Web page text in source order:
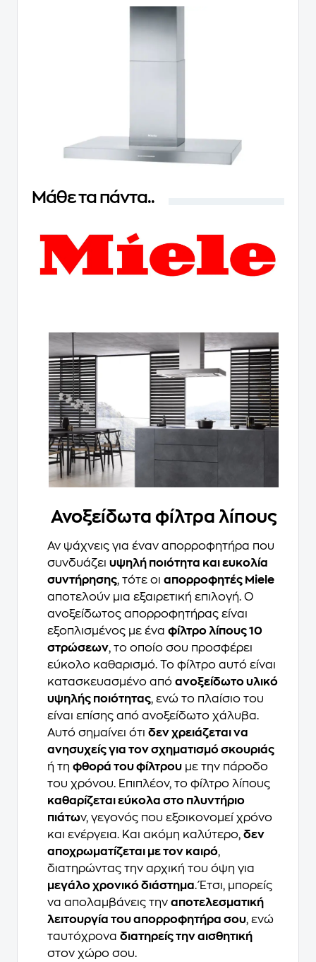
Μάθε τα πάντα..
Ανοξείδωτα φίλτρα λίπους
Αν ψάχνεις για έναν απορροφητήρα που
συνδυάζει υψηλή ποιότητα και ευκολία
συντήρησης, τότε οι απορροφητές Miele
αποτελούν μια εξαιρετική επιλογή. Ο
ανοξείδωτος απορροφητήρας είναι
εξοπλισμένος με ένα φίλτρο λίπους 10
στρώσεων, το οποίο σου προσφέρει
εύκολο καθαρισμό. Το φίλτρο αυτό είναι
κατασκευασμένο από ανοξείδωτο υλικό
υψηλής ποιότητας, ενώ το πλαίσιο του
είναι επίσης από ανοξείδωτο χάλυβα.
Αυτό σημαίνει ότι δεν χρειάζεται να
ανησυχείς για τον σχηματισμό σκουριάς
ή τη φθορά του φίλτρου με την πάροδο
του χρόνου. Επιπλέον, το φίλτρο λίπους
καθαρίζεται εύκολα στο πλυντήριο
πιάτων, γεγονός που εξοικονομεί χρόνο
και ενέργεια. Και ακόμη καλύτερο, δεν
αποχρωματίζεται με τον καιρό,
διατηρώντας την αρχική του όψη για
μεγάλο χρονικό διάστημα. Έτσι, μπορείς
να απολαμβάνεις την αποτελεσματική
λειτουργία του απορροφητήρα σου, ενώ
ταυτόχρονα διατηρείς την αισθητική
στον χώρο σου.